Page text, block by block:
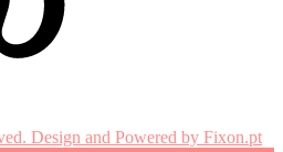
Design and Powered by Fixon.pt